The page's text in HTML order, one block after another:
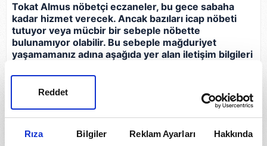
Rıza Bilgiler Reklam Ayarları Hakkında
Reddet
Tokat Almus nöbetçi eczaneler, bu gece sabaha
kadar hizmet verecek. Ancak bazıları icap nöbeti
tutuyor veya mücbir bir sebeple nöbette
bulunamıyor olabilir. Bu sebeple mağduriyet
yaşamamanız adına aşağıda yer alan iletişim bilgileri
olup olmadığını teyit etmeniz gerekir.
Eczane İletişim Bilgileri
Almus Eczanesi